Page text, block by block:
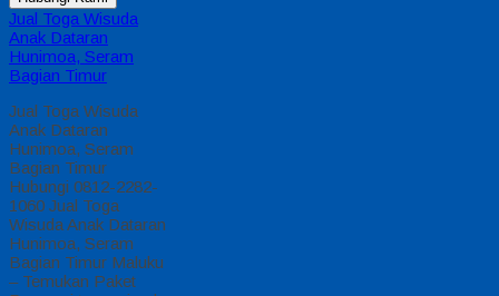
Jual Toga Wisuda
Anak Dataran
Hunimoa, Seram
Bagian Timur
Jual Toga Wisuda
Anak Dataran
Hunimoa, Seram
Bagian Timur
Hubungi 0812-2282-
1060 Jual Toga
Wisuda Anak Dataran
Hunimoa, Seram
Bagian Timur Maluku
– Temukan Paket